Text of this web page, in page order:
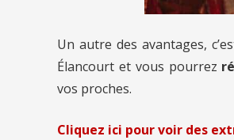
Un autre des avantages,
Élancourt et vous pourrez
vos proches.
Cliquez ici pour voir des